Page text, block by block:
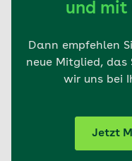
und mit
Dann empfehlen
neue Mitglied, das
wir uns bei
Jetzt